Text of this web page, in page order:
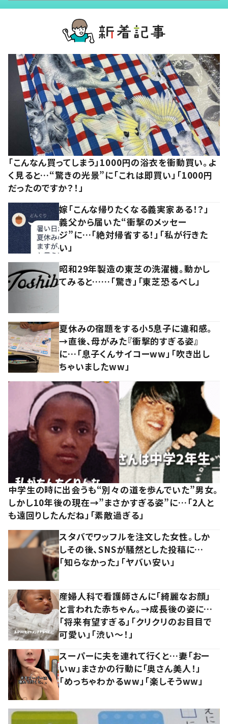
「こんなん買ってしまう」1000円の浴衣を衝動買い。よ
く見ると…“驚きの光景”に「これは即買い」「1000円
だったのですか？！」
嫁「こんな帰りたくなる義実家ある！？」
義父から届いた“衝撃のメッセー
ジ”に…「絶対帰省する！」「私が行きた
い」
昭和29年製造の東芝の洗濯機。動かし
てみると……「驚き」「東芝恐るべし」
夏休みの宿題をする小5息子に違和感。
→直後、母がみた『衝撃的すぎる姿』
に…「息子くんサイコーww」「吹き出し
ちゃいましたww」
中学生の時に出会うも“別々の道を歩んでいた”男女。
しかし10年後の現在→”まさかすぎる姿”に…「2人と
も遠回りしたんだね」「素敵過ぎる」
スタバでワッフルを注文した女性。しか
しその後、SNSが騒然とした投稿に…
「知らなかった」「ヤバい安い」
産婦人科で看護師さんに「綺麗なお顔」
と言われた赤ちゃん。→成長後の姿に…
「将来有望すぎる」「クリクリのお目目で
可愛い」「渋い～！」
スーパーに夫を連れて行くと…妻「おー
いw」まさかの行動に「奥さん美人！」
「めっちゃわかるww」「楽しそうww」